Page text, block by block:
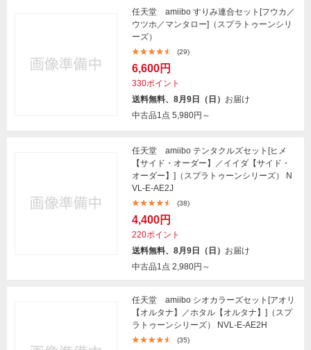
任天堂 amiibo すりみ連合セット[フウカ／
ウツホ／マンタロー]（スプラトゥーンシリ
ーズ）
(29)
6,600円
330ポイント
送料無料、8月9日（日） お届け
中古品1点 5,980円～
任天堂 amiibo テンタクルズセット[ヒメ
【サイド・オーダー】／イイダ【サイド・
オーダー】]（スプラトゥーンシリーズ） N
VL-E-AE2J
(38)
4,400円
220ポイント
送料無料、8月9日（日） お届け
中古品1点 2,980円～
任天堂 amiibo シオカラーズセット[アオリ
【オルタナ】／ホタル【オルタナ】]（スプ
ラトゥーンシリーズ） NVL-E-AE2H
(35)